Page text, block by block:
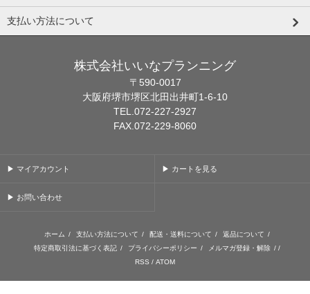
支払い方法について
株式会社いいなプランニング
〒590-0017
大阪府堺市堺区北田出井町1-6-10
TEL.072-227-2927
FAX.072-229-8060
▶ マイアカウント ▶ カートを見る
▶ お問い合わせ
ホーム / 支払い方法について / 配送・送料について / 返品について /
特定商取引法に基づく表記 / プライバシーポリシー / メルマガ登録・解除 / /
RSS / ATOM